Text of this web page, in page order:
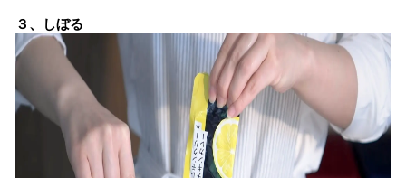
３、しぼる